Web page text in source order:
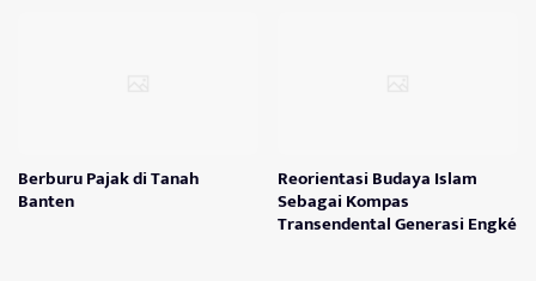
Berburu Pajak di Tanah
Banten
Reorientasi Budaya Islam
Sebagai Kompas
Transendental Generasi Engké